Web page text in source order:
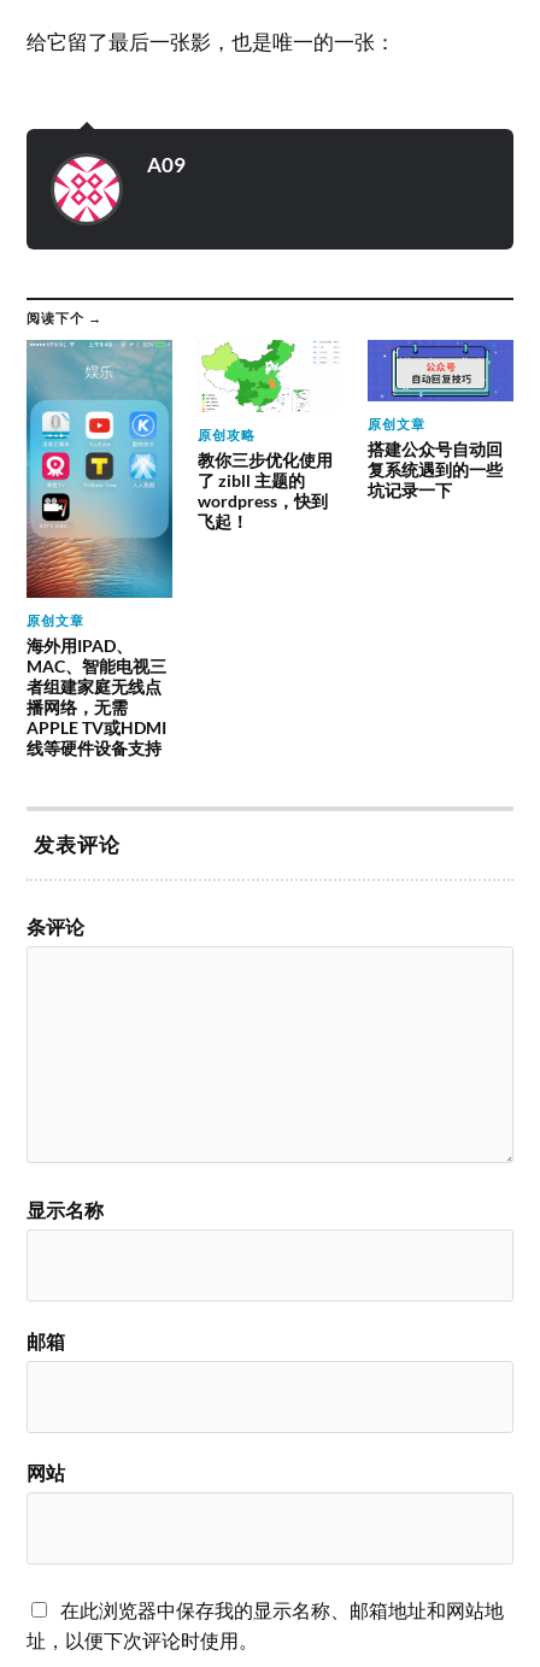
给它留了最后一张影，也是唯一的一张：
A09
阅读下个 →
原创文章
海外用IPAD、
MAC、智能电视三
者组建家庭无线点
播网络，无需
APPLE TV或HDMI
线等硬件设备支持
原创攻略
教你三步优化使用
了 zibll 主题的
wordpress，快到
飞起！
原创文章
搭建公众号自动回
复系统遇到的一些
坑记录一下
发表评论
条评论
显示名称
邮箱
网站
在此浏览器中保存我的显示名称、邮箱地址和网站地
址，以便下次评论时使用。